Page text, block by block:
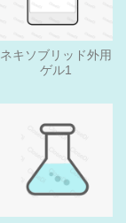
ネキソブリッド外用
ゲル1